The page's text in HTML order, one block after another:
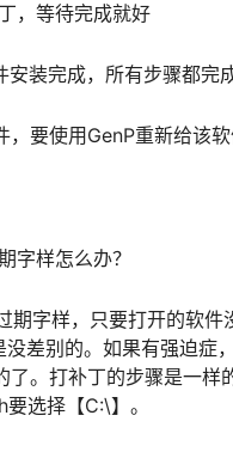
，等待完成就好
装完成，所有步骤都
要使用GenP重新给该
字样怎么办？
字样，只要打开的软
差别的。如果有强迫
了。打补丁的步骤是一
选择【C:\】。